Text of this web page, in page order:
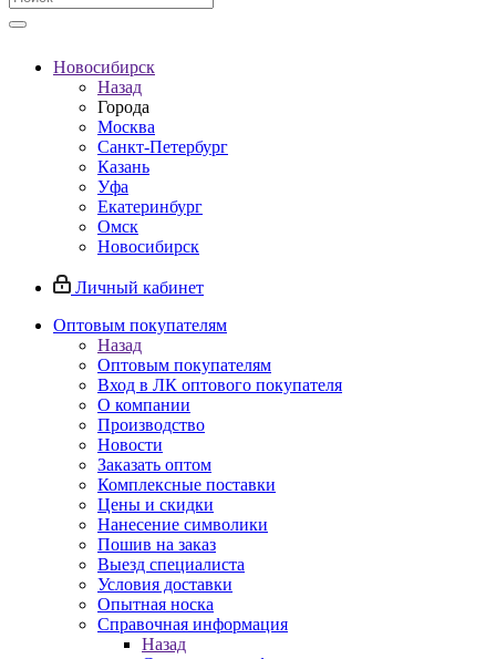
Новосибирск
Назад
Города
Москва
Санкт-Петербург
Казань
Уфа
Екатеринбург
Омск
Новосибирск
Личный кабинет
Оптовым покупателям
Назад
Оптовым покупателям
Вход в ЛК оптового покупателя
О компании
Производство
Новости
Заказать оптом
Комплексные поставки
Цены и скидки
Нанесение символики
Пошив на заказ
Выезд специалиста
Условия доставки
Опытная носка
Справочная информация
Назад